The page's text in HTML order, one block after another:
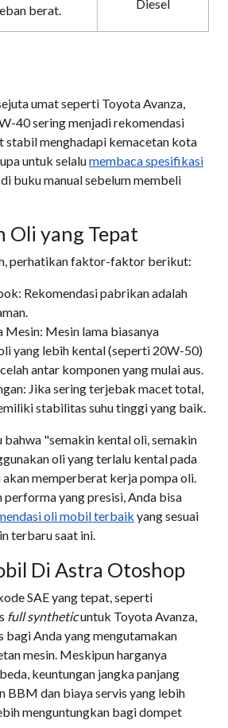
berat. Diesel
umat seperti Toyota Avanza,
40 sering menjadi rekomendasi
stabil menghadapi kemacetan kota
untuk selalumembaca spesifikasi
di buku manual sebelum membeli
Oli yang Tepat
perhatikan faktor-faktor berikut:
Rekomendasi pabrikan adalah
Mesin: Mesin lama biasanya
yang lebih kental (seperti 20W-50)
antar komponen yang mulai aus.
Jika sering terjebak macet total,
stabilitas suhu tinggi yang baik.
bahwa "semakin kental oli, semakin
oli yang terlalu kental pada
memperberat kerja pompa oli.
yang presisi, Anda bisa
oli mobil terbaik yang sesuai
terbaru saat ini.
Di Astra Otoshop
SAE yang tepat, seperti
full syntheticuntuk Toyota Avanza,
bagi Anda yang mengutamakan
mesin. Meskipun harganya
keuntungan jangka panjang
BBM dan biaya servis yang lebih
menguntungkan bagi dompet